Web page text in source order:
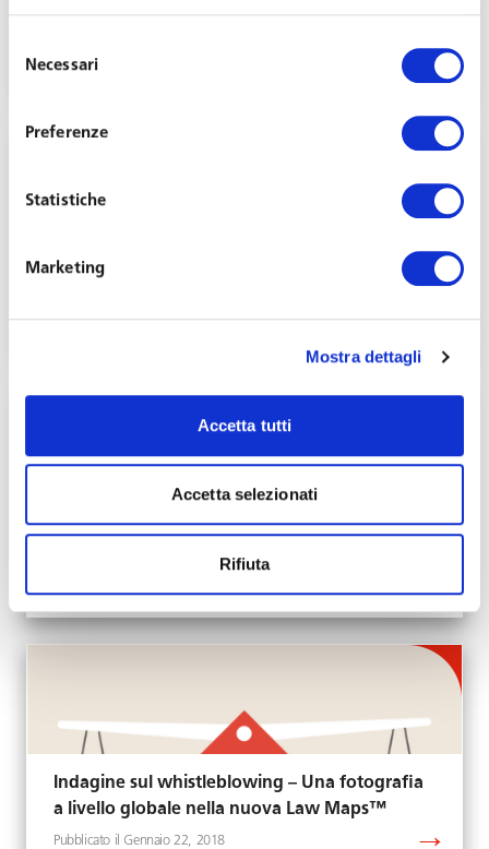
delNecessari
Preferenze
Statistiche
Marketing
Mostra dettagli
Accetta tutti
Accetta selezionati
Rifiuta
Whistleblowing: convegno a Milano con la
Giugno 25, 2018
A Clubhouse Brera per parlare di
Indagine sul whistleblowing – Una fotografia
a livello globale nella nuova Law Maps™
Gennaio 22, 2018